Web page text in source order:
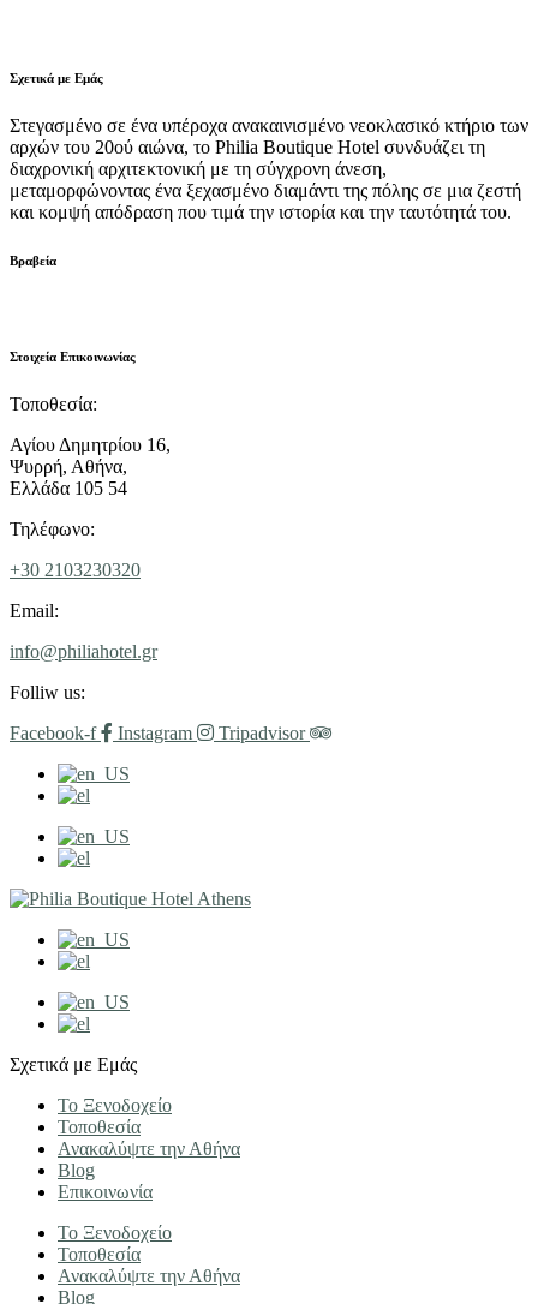
Σχετικά με Εμάς
Στεγασμένο σε ένα υπέροχα ανακαινισμένο νεοκλασικό κτήριο των
αρχών του 20ού αιώνα, το Philia Boutique Hotel συνδυάζει τη
διαχρονική αρχιτεκτονική με τη σύγχρονη άνεση,
μεταμορφώνοντας ένα ξεχασμένο διαμάντι της πόλης σε μια ζεστή
και κομψή απόδραση που τιμά την ιστορία και την ταυτότητά του.
Βραβεία
Στοιχεία Επικοινωνίας
Τοποθεσία:
Αγίου Δημητρίου 16,
Ψυρρή, Αθήνα,
Ελλάδα 105 54
Τηλέφωνο:
+30 2103230320
Email:
info@philiahotel.gr
Folliw us:
Facebook-f
Instagram Tripadvisor
Σχετικά με Εμάς
Το Ξενοδοχείο
Τοποθεσία
Ανακαλύψτε την Αθήνα
Blog
Επικοινωνία
Το Ξενοδοχείο
Τοποθεσία
Ανακαλύψτε την Αθήνα
Blog